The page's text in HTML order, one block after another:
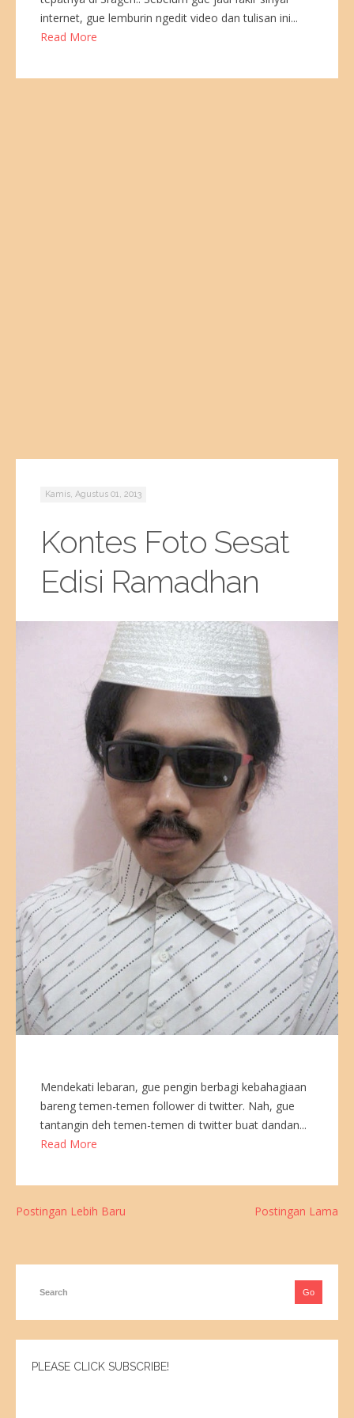
internet, gue lemburin ngedit video dan tulisan ini...
Read More
Kamis, Agustus 01, 2013
Kontes Foto Sesat
Edisi Ramadhan
Mendekati lebaran, gue pengin berbagi kebahagiaan
bareng temen-temen follower di twitter. Nah, gue
tantangin deh temen-temen di twitter buat dandan...
Read More
Postingan Lebih Baru Postingan Lama
PLEASE CLICK SUBSCRIBE!